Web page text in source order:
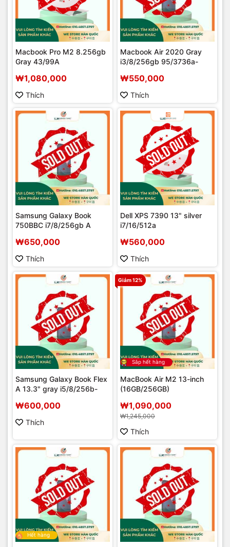
Macbook Pro M2 8.256gb
Gray 43/99A
₩1,080,000
Thích
Macbook Air 2020 Gray
i3/8/256gb 95/3736a-
₩550,000
Thích
Samsung Galaxy Book
750BBC i7/8/256gb A
₩650,000
Thích
Dell XPS 7390 13" silver
i7/16/512a
₩560,000
Thích
Samsung Galaxy Book Flex
A 13.3" gray i5/8/256b-
₩600,000
Thích
Sắp hết hàng
Giảm 12%
MacBook Air M2 13-inch
(16GB/256GB)
₩1,090,000
₩1,245,000
Thích
Hết hàng